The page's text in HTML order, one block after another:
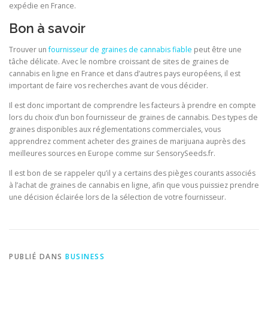
expédie en France.
Bon à savoir
Trouver unfournisseur de graines de cannabis fiable peut être une
tâche délicate. Avec le nombre croissant de sites de graines de
cannabis en ligne en France et dans d’autres pays européens, il est
important de faire vos recherches avant de vous décider.
Il est donc important de comprendre les facteurs à prendre en compte
lors du choix d’un bon fournisseur de graines de cannabis. Des types de
graines disponibles aux réglementations commerciales, vous
apprendrez comment acheter des graines de marijuana auprès des
meilleures sources en Europe comme sur SensorySeeds.fr.
Il est bon de se rappeler qu’il y a certains des pièges courants associés
à l’achat de graines de cannabis en ligne, afin que vous puissiez prendre
une décision éclairée lors de la sélection de votre fournisseur.
PUBLIÉ DANS BUSINESS